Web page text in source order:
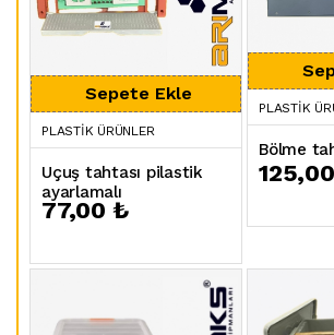
PLASTIK ÜRÜNLER
Uçuş tahtası pilastik
ayarlamalı
77,00 ₺
PLASTIK
Bölme